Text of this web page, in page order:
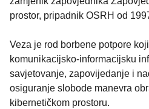
prostor, pripadnik OSRH od
Veza je rod borbene potpore
komunikacijsko-informacijsku
savjetovanje, zapovijedanje i
osiguranje slobode manevra
kibernetičkom prostoru.